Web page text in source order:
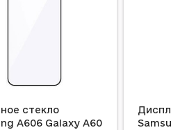
стекло
A606 Galaxy A60